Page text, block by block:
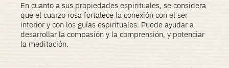
En cuanto a sus propiedades espirituales, se considera
que el cuarzo rosa fortalece la conexión con el ser
interior y con los guías espirituales. Puede ayudar a
desarrollar la compasión y la comprensión, y potenciar
la meditación.